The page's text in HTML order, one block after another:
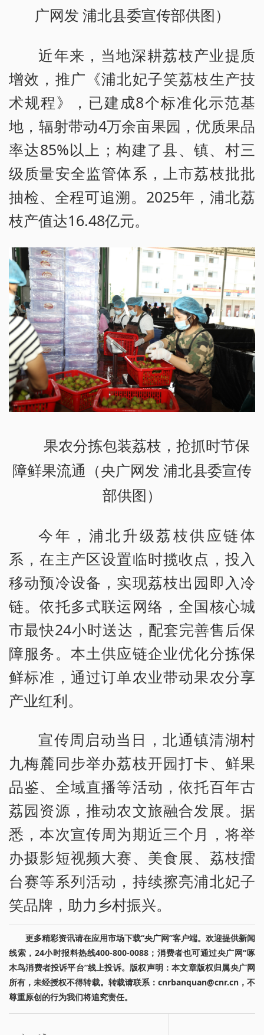
广网发 浦北县委宣传部供图）
近年来，当地深耕荔枝产业提质
增效，推广《浦北妃子笑荔枝生产技
术规程》，已建成8个标准化示范基
地，辐射带动4万余亩果园，优质果品
率达85%以上；构建了县、镇、村三
级质量安全监管体系，上市荔枝批批
抽检、全程可追溯。2025年，浦北荔
枝产值达16.48亿元。
果农分拣包装荔枝，抢抓时节保
障鲜果流通（央广网发 浦北县委宣传
部供图）
今年，浦北升级荔枝供应链体
系，在主产区设置临时揽收点，投入
移动预冷设备，实现荔枝出园即入冷
链。依托多式联运网络，全国核心城
市最快24小时送达，配套完善售后保
障服务。本土供应链企业优化分拣保
鲜标准，通过订单农业带动果农分享
产业红利。
宣传周启动当日，北通镇清湖村
九梅麓同步举办荔枝开园打卡、鲜果
品鉴、全域直播等活动，依托百年古
荔园资源，推动农文旅融合发展。据
悉，本次宣传周为期近三个月，将举
办摄影短视频大赛、美食展、荔枝擂
台赛等系列活动，持续擦亮浦北妃子
笑品牌，助力乡村振兴。
更多精彩资讯请在应用市场下载“央广网”客户端。欢迎提供新闻
线索，24小时报料热线400-800-0088；消费者也可通过央广网“啄
木鸟消费者投诉平台”线上投诉。版权声明：本文章版权归属央广网
所有，未经授权不得转载。转载请联系：cnrbanquan@cnr.cn，不
尊重原创的行为我们将追究责任。